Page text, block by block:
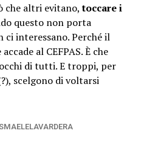
che altri evitano,toccare i
questo non porta
ci interessano. Perché il
al CEFPAS. È che
di tutti. E troppi, per
scelgono di voltarsi